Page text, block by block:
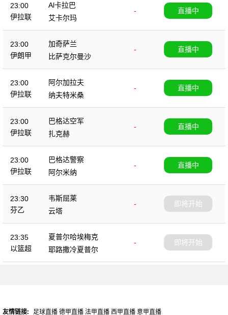
23:00
伊拉联
Al卡拉巴
-
艾卡尔玛
直播中
23:00
伊朗甲
加奇萨兰
-
比萨克尔曼沙
直播中
23:00
伊拉联
阿尔加拉夫
-
纳夫特米桑
直播中
23:00
伊拉联
巴格达空军
-
扎克赫
直播中
23:00
伊拉联
巴格达警察
-
阿尔米纳
直播中
23:30
芬乙
韦斯屈莱
-
云塔
即将开始
23:35
以篮超
夏普尔哈埃梅克
-
耶路撒冷夏普尔
即将开始
友情链接: 足球直播 德甲直播 法甲直播 西甲直播 意甲直播